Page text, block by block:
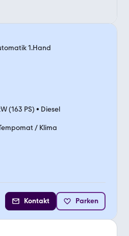
1.Hand
(163 PS) • Diesel
/ Klima
Kontakt Parken